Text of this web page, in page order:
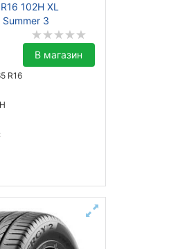
102H XL
Summer 3
В магазин
R16